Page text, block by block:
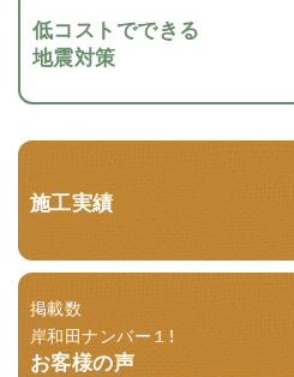
低コストでできる
地震対策
施工実績
掲載数
岸和田ナンバー１！
お客様の声